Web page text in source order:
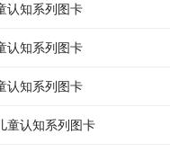
认知系列图卡
认知系列图卡
认知系列图卡
童认知系列图卡